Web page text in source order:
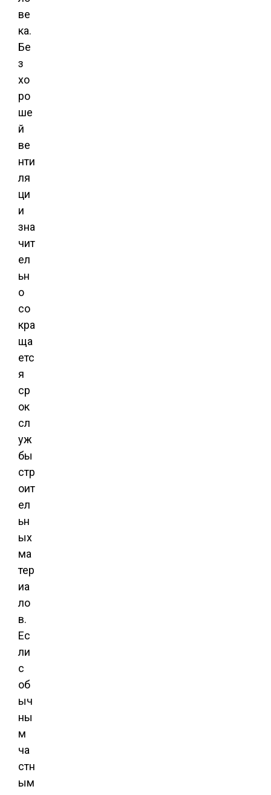
ве
ка.
Бе
з
хо
ро
ше
й
ве
нти
ля
ци
и
зна
чит
ел
ьн
о
со
кра
ща
етс
я
ср
ок
сл
уж
бы
стр
оит
ел
ьн
ых
ма
тер
иа
ло
в.
Ес
ли
с
об
ыч
ны
м
ча
стн
ым